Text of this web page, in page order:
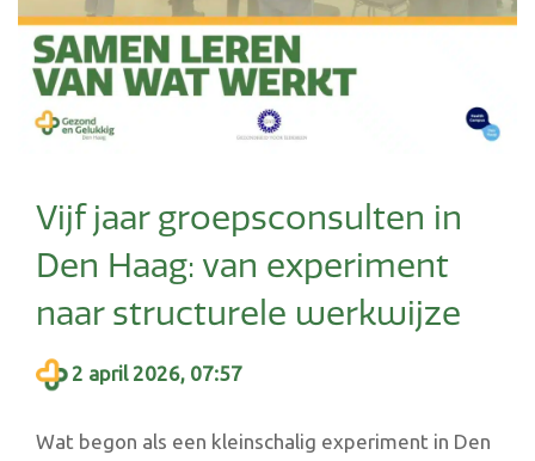
Vijf jaar groepsconsulten in
Den Haag: van experiment
naar structurele werkwijze
2 april 2026, 07:57
Wat begon als een kleinschalig experiment in Den